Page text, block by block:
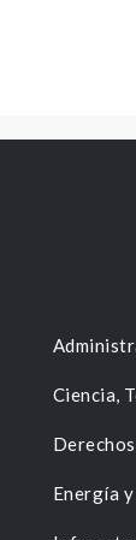
Ciencia,
Energía